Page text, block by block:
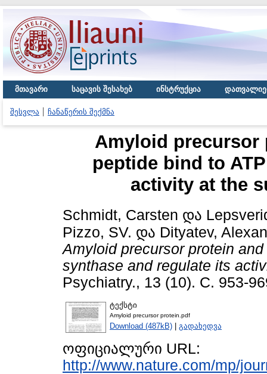
მთავარი საცავის შესახებ ინსტრუქცია
შესვლა ჩანაწერის შექმნა
Amyloid precursor
peptide bind to
activity at the
Schmidt, Carsten და
Pizzo, SV. და Dityatev,
Amyloid precursor protein
synthase and regulate its
Psychiatry., 13 (10). С. 953-
ტექსტი
Amyloid precursor protein.pdf
Download (487kB) | გადახედვა
ოფიციალური URL:
http://www.nature.com/mp/